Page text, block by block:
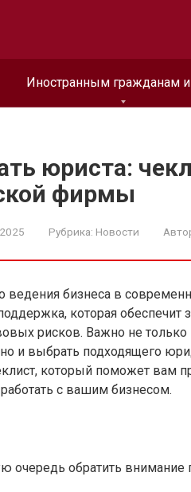
Иностранным гражданам
юриста:
фирмы
Рубрика: Новости
ведения бизнеса в
которая
рисков. Важно не
и выбрать подходящего
который поможет вам
с вашим бизнесом.
очередь обратить